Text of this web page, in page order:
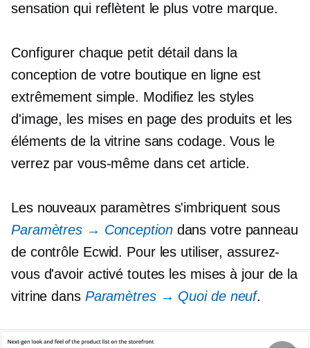
sensation qui reflètent le plus votre marque.
Configurer chaque petit détail dans la
conception de votre boutique en ligne est
extrêmement simple. Modifiez les styles
d'image, les mises en page des produits et les
éléments de la vitrine sans codage. Vous le
verrez par vous-même dans cet article.
Les nouveaux paramètres s'imbriquent sous
Paramètres → Conceptiondans votre panneau
de contrôle Ecwid. Pour les utiliser, assurez-
vous d'avoir activé toutes les mises à jour de la
vitrine dans Paramètres → Quoi de neuf.